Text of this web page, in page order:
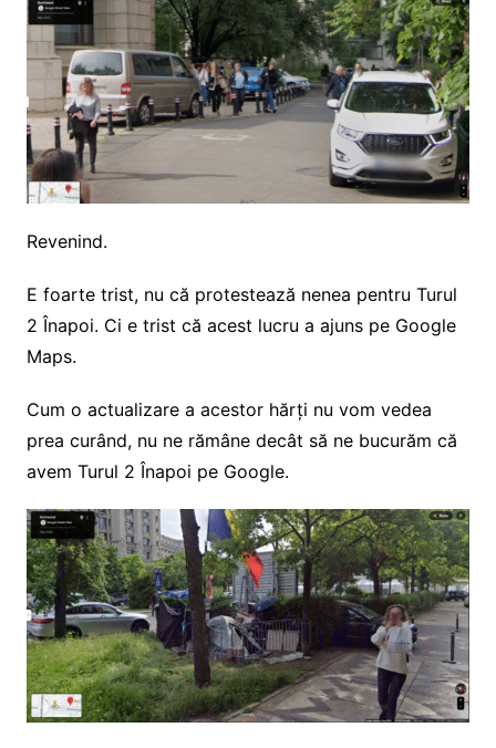
Revenind.
E foarte trist, nu că protestează nenea pentru Turul
2 Înapoi. Ci e trist că acest lucru a ajuns pe Google
Maps.
Cum o actualizare a acestor hărți nu vom vedea
prea curând, nu ne rămâne decât să ne bucurăm că
avem Turul 2 Înapoi pe Google.